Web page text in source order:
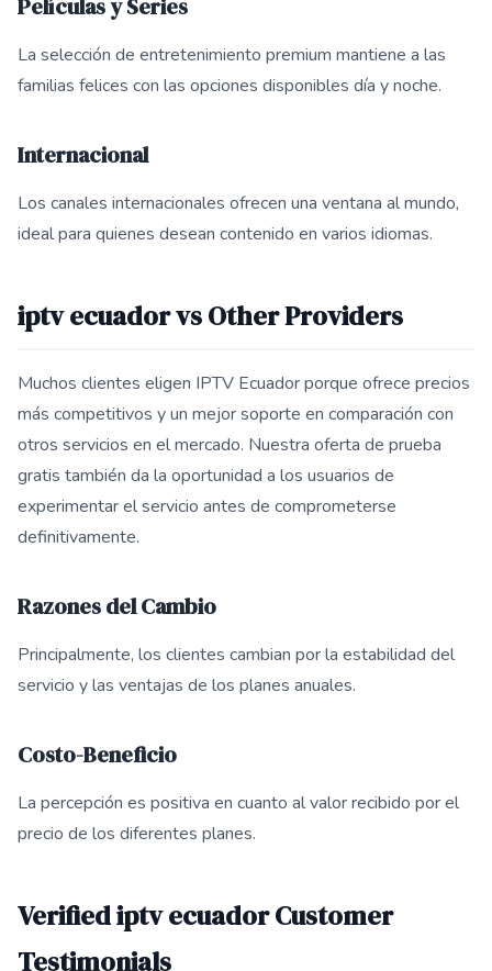
Películas y Series
La selección de entretenimiento premium mantiene a las
familias felices con las opciones disponibles día y noche.
Internacional
Los canales internacionales ofrecen una ventana al mundo,
ideal para quienes desean contenido en varios idiomas.
iptv ecuador vs Other Providers
Muchos clientes eligen IPTV Ecuador porque ofrece precios
más competitivos y un mejor soporte en comparación con
otros servicios en el mercado. Nuestra oferta de prueba
gratis también da la oportunidad a los usuarios de
experimentar el servicio antes de comprometerse
definitivamente.
Razones del Cambio
Principalmente, los clientes cambian por la estabilidad del
servicio y las ventajas de los planes anuales.
Costo-Beneficio
La percepción es positiva en cuanto al valor recibido por el
precio de los diferentes planes.
Verified iptv ecuador Customer
Testimonials